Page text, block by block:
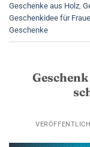
Geschenke aus Holz
Geschenkidee für
Geschenke